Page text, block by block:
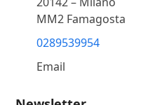
MM2 Famagosta
0289539954
Email